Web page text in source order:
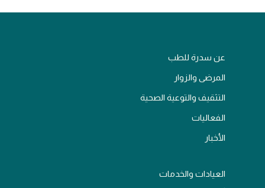
عن سدرة للطب
المرضى والزوار
التثقيف والتوعية الصحية
الفعاليات
الأخبار
العيادات والخدمات